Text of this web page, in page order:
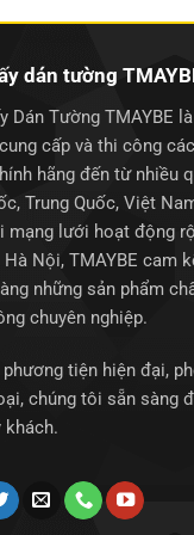
dán tường
Dán Tường TMAYBE
cấp và thi công
hãng đến từ nhiều
Trung Quốc, Việt
mạng lưới hoạt động
Hà Nội, TMAYBE cam
những sản phẩm
chuyên nghiệp.
tiện hiện đại,
chúng tôi sẵn sàng
khách.